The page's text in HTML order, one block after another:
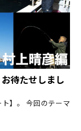
待たせしまし
ト】。 今回のテーマ